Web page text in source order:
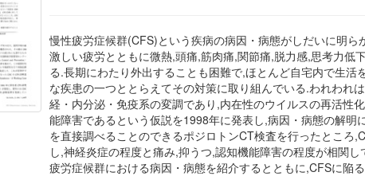
慢性疲労症候群(CFS)という疾病の病因・病態がしだいに明
激しい疲労とともに微熱,頭痛,筋肉痛,関節痛,脱力感,思考力
る.長期にわたり外出することも困難で,ほとんど自宅内で生
な疾患の一つととらえてその対策に取り組んでいる.われわれ
経・内分泌・免疫系の変調であり,内在性のウイルスの再活性
能障害であるという仮説を1998年に発表し,病因・病態の解
を直接調べることのできるポジロトンCT検査を行ったとこ
し,神経炎症の程度と痛み,抑うつ,認知機能障害の程度が相関
疲労症候群における病因・病態を紹介するとともに,CFSに陥